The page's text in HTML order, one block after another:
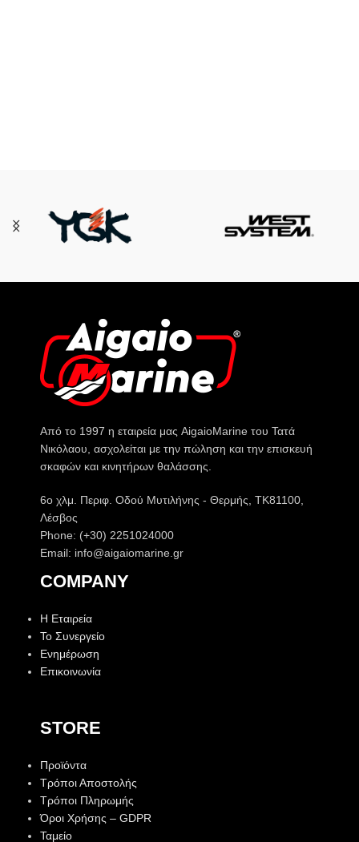
Από το 1997 η εταιρεία μας AigaioMarine του Τατά
Νικόλαου, ασχολείται με την πώληση και την επισκευή
σκαφών και κινητήρων θαλάσσης.
6o χλμ. Περιφ. Οδού Μυτιλήνης - Θερμής, ΤΚ81100,
Λέσβος
Phone: (+30) 2251024000
Email: info@aigaiomarine.gr
COMPANY
Η Εταιρεία
Το Συνεργείο
Ενημέρωση
Επικοινωνία
STORE
Προϊόντα
Τρόποι Αποστολής
Τρόποι Πληρωμής
Όροι Χρήσης – GDPR
Ταμείο